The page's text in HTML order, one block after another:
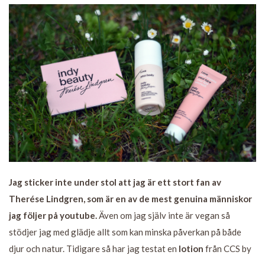
Jag sticker inte under stol att jag är ett stort fan av
Therése Lindgren, som är en av de mest genuina människor
jag följer på youtube.Även om jag själv inte är vegan så
stödjer jag med glädje allt som kan minska påverkan på både
djur och natur. Tidigare så har jag testat en lotion från CCS by